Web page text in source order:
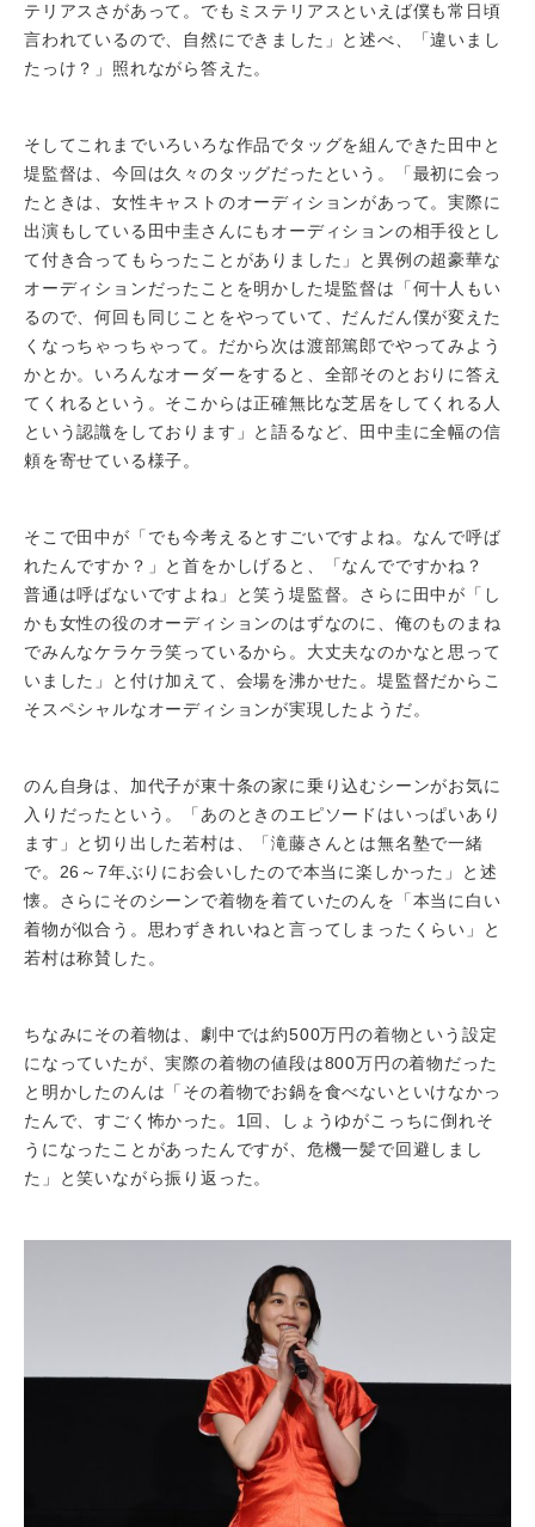
テリアスさがあって。でもミステリアスといえば僕も常日頃
言われているので、自然にできました」と述べ、「違いまし
たっけ？」照れながら答えた。
そしてこれまでいろいろな作品でタッグを組んできた田中と
堤監督は、今回は久々のタッグだったという。「最初に会っ
たときは、女性キャストのオーディションがあって。実際に
出演もしている田中圭さんにもオーディションの相手役とし
て付き合ってもらったことがありました」と異例の超豪華な
オーディションだったことを明かした堤監督は「何十人もい
るので、何回も同じことをやっていて、だんだん僕が変えた
くなっちゃっちゃって。だから次は渡部篤郎でやってみよう
かとか。いろんなオーダーをすると、全部そのとおりに答え
てくれるという。そこからは正確無比な芝居をしてくれる人
という認識をしております」と語るなど、田中圭に全幅の信
頼を寄せている様子。
そこで田中が「でも今考えるとすごいですよね。なんで呼ば
れたんですか？」と首をかしげると、「なんでですかね？
普通は呼ばないですよね」と笑う堤監督。さらに田中が「し
かも女性の役のオーディションのはずなのに、俺のものまね
でみんなケラケラ笑っているから。大丈夫なのかなと思って
いました」と付け加えて、会場を沸かせた。堤監督だからこ
そスペシャルなオーディションが実現したようだ。
のん自身は、加代子が東十条の家に乗り込むシーンがお気に
入りだったという。「あのときのエピソードはいっぱいあり
ます」と切り出した若村は、「滝藤さんとは無名塾で一緒
で。26～7年ぶりにお会いしたので本当に楽しかった」と述
懐。さらにそのシーンで着物を着ていたのんを「本当に白い
着物が似合う。思わずきれいねと言ってしまったくらい」と
若村は称賛した。
ちなみにその着物は、劇中では約500万円の着物という設定
になっていたが、実際の着物の値段は800万円の着物だった
と明かしたのんは「その着物でお鍋を食べないといけなかっ
たんで、すごく怖かった。1回、しょうゆがこっちに倒れそ
うになったことがあったんですが、危機一髪で回避しまし
た」と笑いながら振り返った。